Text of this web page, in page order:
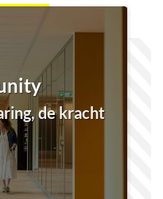
found
de kracht